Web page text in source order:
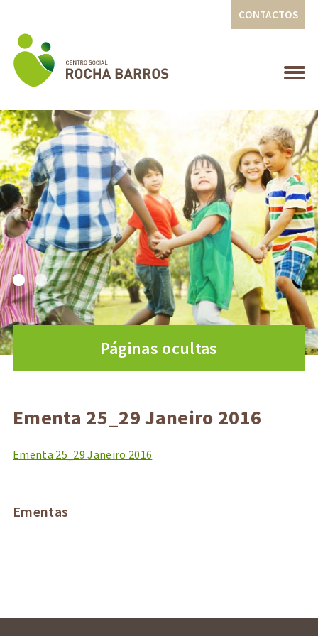
CONTACTOS
Páginas ocultas
Ementas
Ementa 25_29 Janeiro 2016
Ementa 25_29 Janeiro 2016